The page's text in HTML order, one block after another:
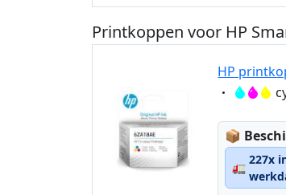
Printkoppen voor HP
HP
📦
🚛
227x